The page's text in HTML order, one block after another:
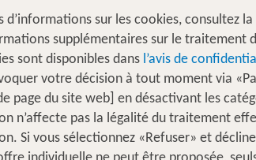
intervilles % DEALS Maison
d’informations sur les cookies, consultez la
supplémentaires sur le traitement
sont disponibles dans l’avis de
votre décision à tout moment via
page du site web] en désactivant les
n’affecte pas la légalité du traitement
Si vous sélectionnez «Refuser» et